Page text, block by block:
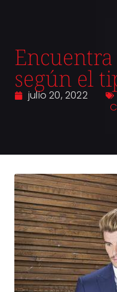
según el
julio 20, 2022